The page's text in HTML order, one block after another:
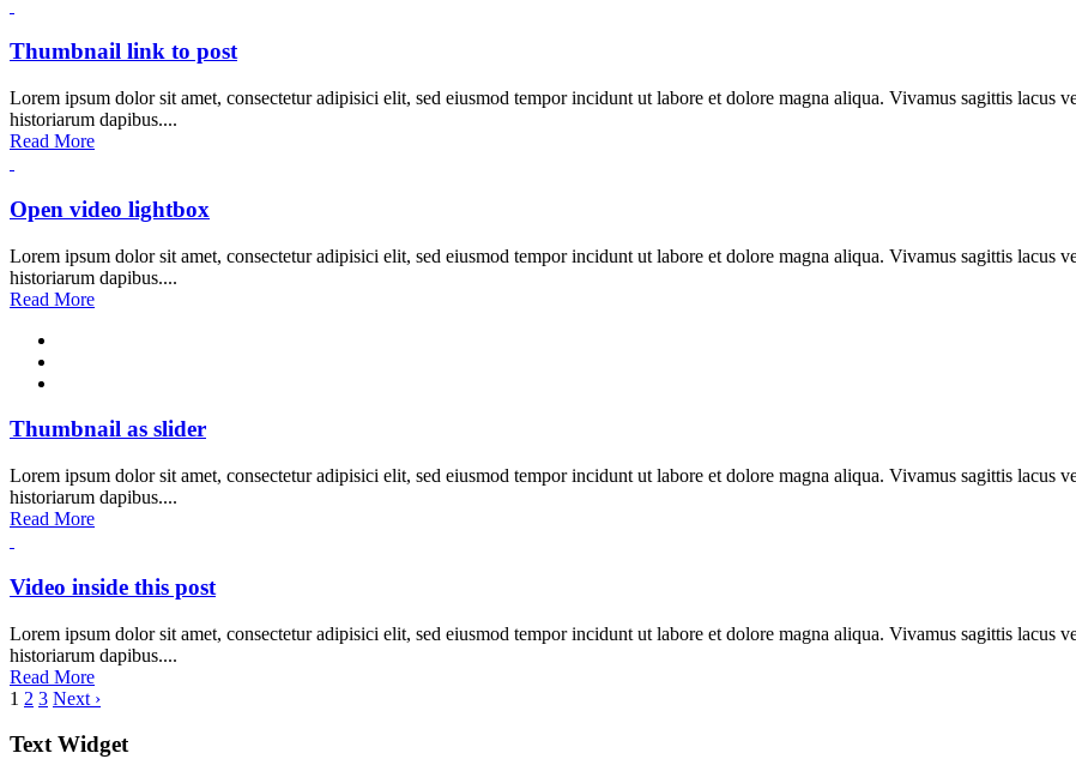
Thumbnail link to post
Lorem ipsum dolor sit amet, consectetur adipisici elit, sed eiusmod tempor incidunt ut labore et dolore magna aliqua. Vivamus sagittis lacus
historiarum dapibus....
Read More
Open video lightbox
Lorem ipsum dolor sit amet, consectetur adipisici elit, sed eiusmod tempor incidunt ut labore et dolore magna aliqua. Vivamus sagittis lacus
historiarum dapibus....
Read More
Thumbnail as slider
Lorem ipsum dolor sit amet, consectetur adipisici elit, sed eiusmod tempor incidunt ut labore et dolore magna aliqua. Vivamus sagittis lacus
historiarum dapibus....
Read More
Video inside this post
Lorem ipsum dolor sit amet, consectetur adipisici elit, sed eiusmod tempor incidunt ut labore et dolore magna aliqua. Vivamus sagittis lacus
historiarum dapibus....
Read More
1 2 3 Next ›
Text Widget